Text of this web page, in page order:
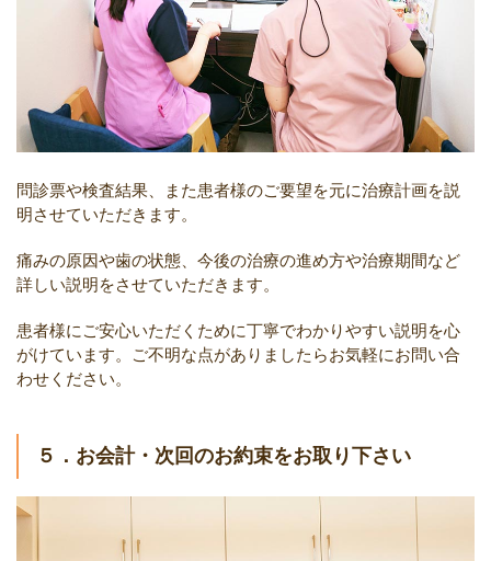
問診票や検査結果、また患者様のご要望を元に治療計画を説
明させていただきます。
痛みの原因や歯の状態、今後の治療の進め方や治療期間など
詳しい説明をさせていただきます。
患者様にご安心いただくために丁寧でわかりやすい説明を心
がけています。ご不明な点がありましたらお気軽にお問い合
わせください。
５．お会計・次回のお約束をお取り下さい